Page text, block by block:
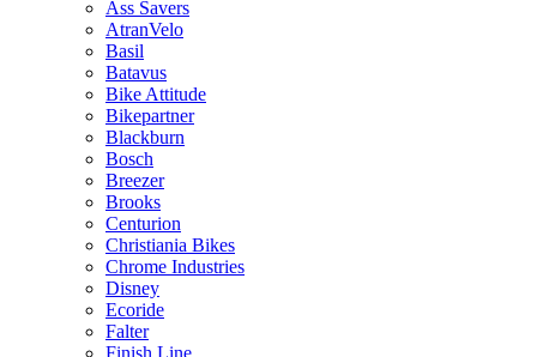
Ass Savers
AtranVelo
Basil
Batavus
Bike Attitude
Bikepartner
Blackburn
Bosch
Breezer
Brooks
Centurion
Christiania Bikes
Chrome Industries
Disney
Ecoride
Falter
Finish Line